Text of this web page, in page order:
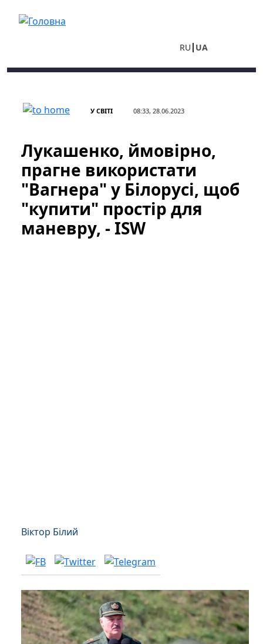
RU UA
У СВІТІ 08:33, 28.06.2023
Лукашенко, ймовірно,
прагне використати
"Вагнера" у Білорусі, щоб
"купити" простір для
маневру, - ISW
Віктор Білий